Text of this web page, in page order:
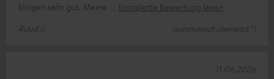
klingen sehr gut. Meine
Komplette Bewertung lesen
Ruud v.
(automatisch übersetzt *)
11.06.2026